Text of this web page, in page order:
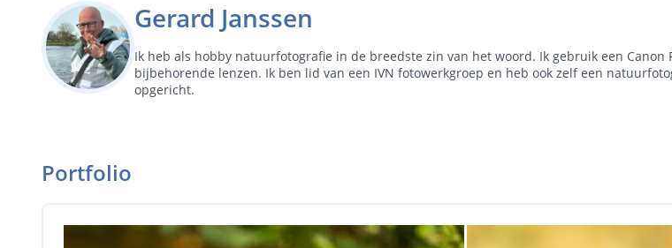
Gerard Janssen
Ik heb als hobby natuurfotografie in de breedste zin van het woord. Ik gebruik een Canon
bijbehorende lenzen. Ik ben lid van een IVN fotowerkgroep en heb ook zelf een
opgericht.
Portfolio